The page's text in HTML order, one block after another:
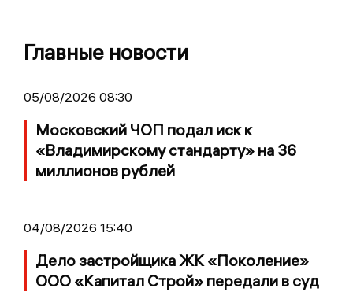
Главные новости
05/08/2026 08:30
Московский ЧОП подал иск к
«Владимирскому стандарту» на 36
миллионов рублей
04/08/2026 15:40
Дело застройщика ЖК «Поколение»
ООО «Капитал Строй» передали в суд